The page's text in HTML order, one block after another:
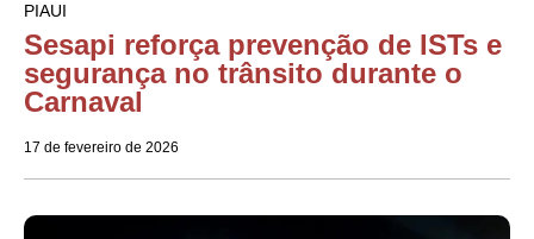
PIAUI
Sesapi reforça prevenção de ISTs e
segurança no trânsito durante o
Carnaval
17 de fevereiro de 2026